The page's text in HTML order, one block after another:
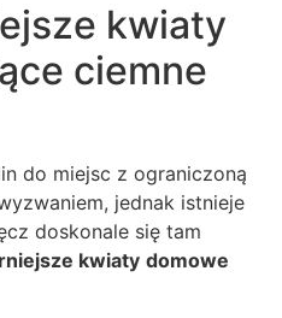
kwiaty
ciemne
do miejsc z ograniczoną
jednak istnieje
doskonale się tam
kwiaty domowe